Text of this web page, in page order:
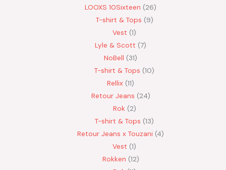
LOOXS 10Sixteen
26
T-shirt & Tops 9
Vest 1
Lyle & Scott 7
NoBell
31
T-shirt & Tops 10
Rellix 11
Retour Jeans 24
Rok 2
T-shirt & Tops 13
Retour Jeans x Touzani 4
Vest 1
Rokken 12